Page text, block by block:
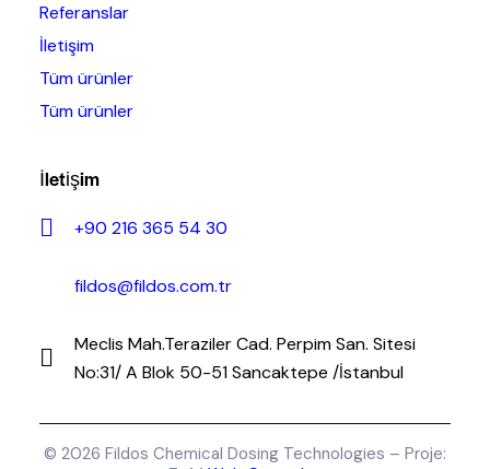
Referanslar
İletişim
Tüm ürünler
Tüm ürünler
İletişim
+90 216 365 54 30
fildos@fildos.com.tr
Meclis Mah.Teraziler Cad. Perpim San. Sitesi
No:31/ A Blok 50-51 Sancaktepe /İstanbul
© 2026 Fildos Chemical Dosing Technologies – Proje: